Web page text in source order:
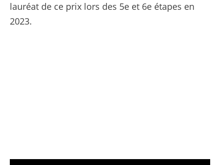
lauréat de ce prix lors des 5e et 6e étapes en
2023.